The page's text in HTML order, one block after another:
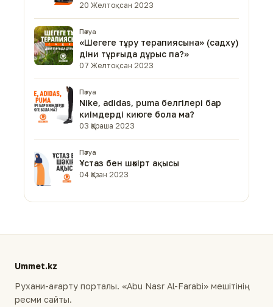
20 Желтоқсан 2023
Пәтуа
«Шегеге тұру терапиясына» (садху)
діни тұрғыда дұрыс па?»
07 Желтоқсан 2023
Пәтуа
Nike, аdidas, рuma белгілері бар
киімдерді киюге бола ма?
03 Қараша 2023
Пәтуа
Ұстаз бен шәкірт ақысы
04 Қазан 2023
Ummet.kz
Рухани-ағарту порталы. «Abu Nasr Al-Farabi» мешітінің
ресми сайты.